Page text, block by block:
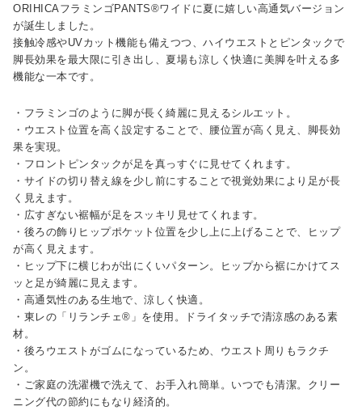
ORIHICAフラミンゴPANTS®ワイドに夏に嬉しい高通気バージョン
が誕生しました。
接触冷感やUVカット機能も備えつつ、ハイウエストとピンタックで
脚長効果を最大限に引き出し、夏場も涼しく快適に美脚を叶える多
機能な一本です。
・フラミンゴのように脚が長く綺麗に見えるシルエット。
・ウエスト位置を高く設定することで、腰位置が高く見え、脚長効
果を実現。
・フロントピンタックが足を真っすぐに見せてくれます。
・サイドの切り替え線を少し前にすることで視覚効果により足が長
く見えます。
・広すぎない裾幅が足をスッキリ見せてくれます。
・後ろの飾りヒップポケット位置を少し上に上げることで、ヒップ
が高く見えます。
・ヒップ下に横じわが出にくいパターン。ヒップから裾にかけてス
ッと足が綺麗に見えます。
・高通気性のある生地で、涼しく快適。
・東レの「リランチェ®」を使用。ドライタッチで清涼感のある素
材。
・後ろウエストがゴムになっているため、ウエスト周りもラクチ
ン。
・ご家庭の洗濯機で洗えて、お手入れ簡単。いつでも清潔。クリー
ニング代の節約にもなり経済的。